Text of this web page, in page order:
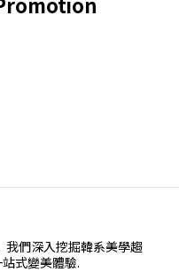
們深入挖掘韓系美學趨
式變美體驗.